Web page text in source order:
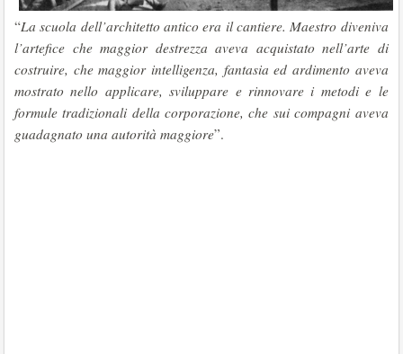
“La scuola dell’architetto antico era il cantiere. Maestro diveniva
l’artefice che maggior destrezza aveva acquistato nell’arte di
costruire, che maggior intelligenza, fantasia ed ardimento aveva
mostrato nello applicare, sviluppare e rinnovare i metodi e le
formule tradizionali della corporazione, che sui compagni aveva
guadagnato una autorità maggiore”.